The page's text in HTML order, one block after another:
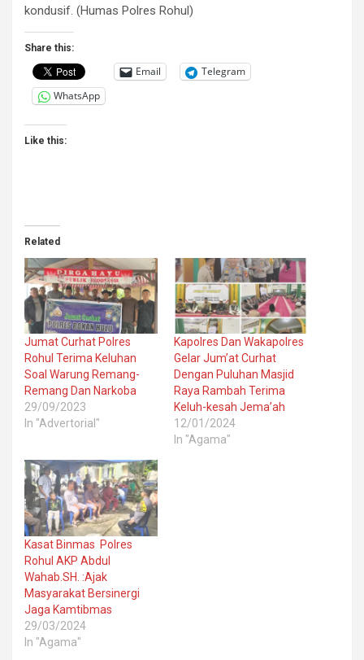
kondusif. (Humas Polres Rohul)
Share this:
Email
Telegram
WhatsApp
Like this:
Related
Jumat Curhat Polres
Rohul Terima Keluhan
Soal Warung Remang-
Remang Dan Narkoba
29/09/2023
In "Advertorial"
Kapolres Dan Wakapolres
Gelar Jum’at Curhat
Dengan Puluhan Masjid
Raya Rambah Terima
Keluh-kesah Jema’ah
12/01/2024
In "Agama"
Kasat Binmas Polres
Rohul AKP Abdul
Wahab.SH. :Ajak
Masyarakat Bersinergi
Jaga Kamtibmas
29/03/2024
In "Agama"